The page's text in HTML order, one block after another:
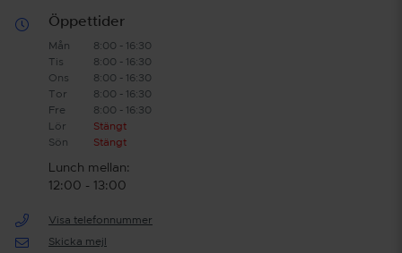
Öppettider
Mån
8:00 - 16:30
Tis
8:00 - 16:30
Ons
8:00 - 16:30
Tor
8:00 - 16:30
Fre
8:00 - 16:30
Lör
Stängt
Sön
Stängt
Lunch mellan:
12:00 - 13:00
Visa telefonnummer
Skicka mejl